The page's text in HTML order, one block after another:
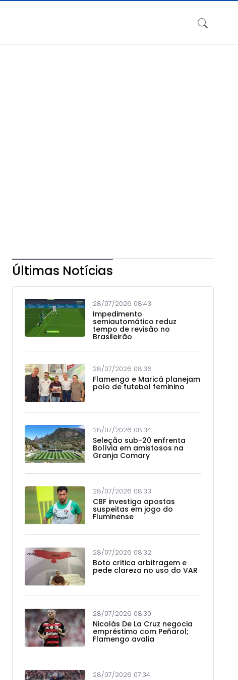
Últimas Notícias
28/07/2026 08:43
Impedimento
semiautomático reduz
tempo de revisão no
Brasileirão
28/07/2026 08:36
Flamengo e Maricá planejam
polo de futebol feminino
28/07/2026 08:34
Seleção sub-20 enfrenta
Bolívia em amistosos na
Granja Comary
28/07/2026 08:33
CBF investiga apostas
suspeitas em jogo do
Fluminense
28/07/2026 08:32
Boto critica arbitragem e
pede clareza no uso do VAR
28/07/2026 08:30
Nicolás De La Cruz negocia
empréstimo com Peñarol;
Flamengo avalia
28/07/2026 07:34